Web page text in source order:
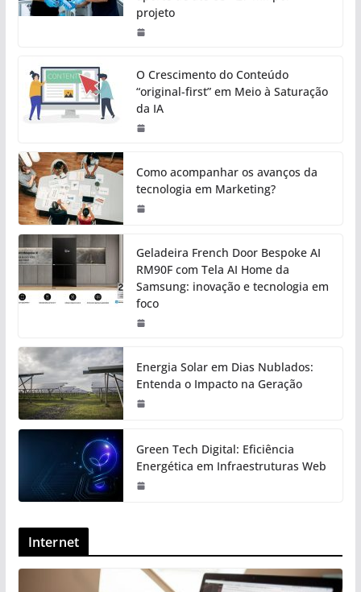
projeto
O Crescimento do Conteúdo
“original-first” em Meio à Saturação
da IA
Como acompanhar os avanços da
tecnologia em Marketing?
Geladeira French Door Bespoke AI
RM90F com Tela AI Home da
Samsung: inovação e tecnologia em
foco
Energia Solar em Dias Nublados:
Entenda o Impacto na Geração
Green Tech Digital: Eficiência
Energética em Infraestruturas Web
Internet